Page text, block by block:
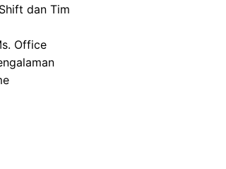
dan Tim
Office